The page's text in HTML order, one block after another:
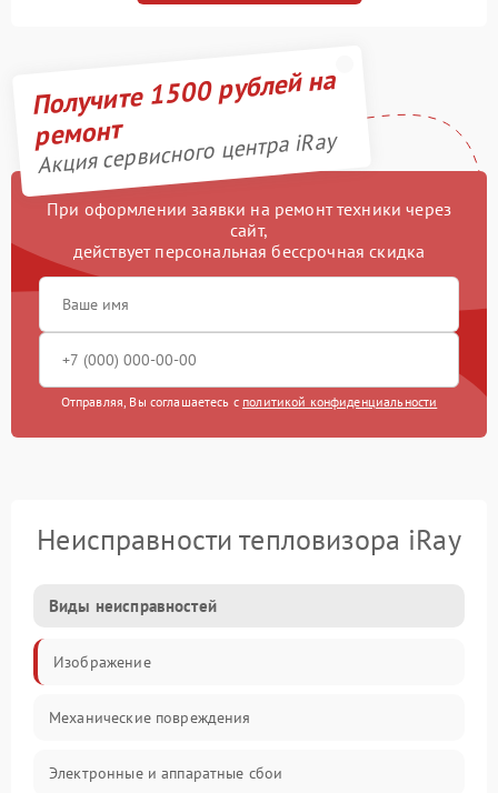
Получите 1500 рублей на
ремонт
Акция сервисного центра iRay
При оформлении заявки на ремонт техники через
сайт,
действует персональная бессрочная скидка
Отправляя, Вы соглашаетесь с политикой конфиденциальности
Неисправности тепловизора iRay
Виды неисправностей
Изображение
Механические повреждения
Электронные и аппаратные сбои